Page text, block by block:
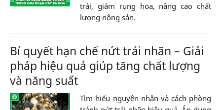
trái, giảm rụng hoa, nâng cao chất
lượng nông sản.
Bí quyết hạn chế nứt trái nhãn – Giải
pháp hiệu quả giúp tăng chất lượng
và năng suất
Tìm hiểu nguyên nhân và cách phòng